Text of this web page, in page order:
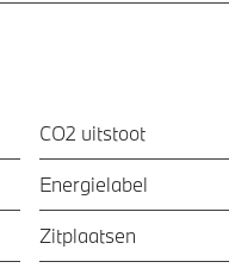
CO2 uitstoot
Energielabel
Zitplaatsen